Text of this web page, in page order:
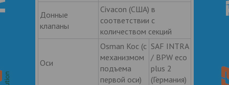
Донные
клапаны
Civacon (США) в
соответствии с
количеством секций
Оси
Osman Koc (с
механизмом
подъема
первой оси)
SAF INTRA
/ BPW eco
plus 2
(Германия)